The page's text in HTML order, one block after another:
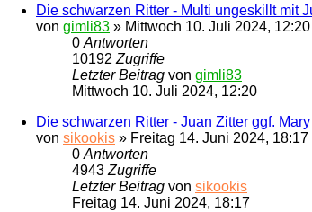
Die schwarzen Ritter - Multi ungeskillt mit
von gimli83 » Mittwoch 10. Juli 2024, 12:20
0Antworten
10192Zugriffe
Letzter Beitrag von gimli83
Mittwoch 10. Juli 2024, 12:20
Die schwarzen Ritter - Juan Zitter ggf.
von sikookis » Freitag 14. Juni 2024, 18:17
0Antworten
4943Zugriffe
Letzter Beitrag von sikookis
Freitag 14. Juni 2024, 18:17